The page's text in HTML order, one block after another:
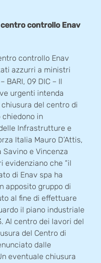
controllo Enav
controllo Enav
azzurri a ministri
BARI, 09 DIC – Il
urgenti intenda
del centro di
chiedono in
Infrastrutture e
Italia Mauro D’Attis,
Savino e Vincenza
evidenziano che “il
di Enav spa ha
apposito gruppo di
al fine di effettuare
il piano industriale
Al centro dei lavori del
del Centro di
dalle
eventuale chiusura